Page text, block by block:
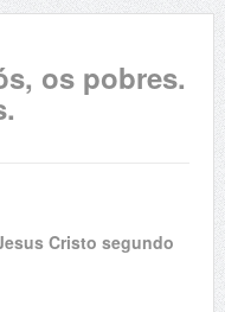
os pobres.
Cristo segundo